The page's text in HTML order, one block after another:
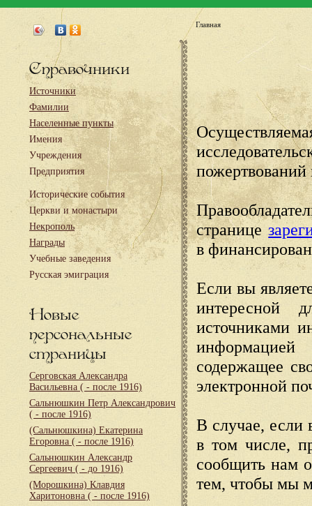
Справочники
Источники
Фамилии
Населенные пункты
Имения
Учреждения
Предприятия
Исторические события
Церкви и монастыри
Некрополь
Награды
Учебные заведения
Русская эмиграция
Новые
персональные
страницы
Серговская Александра
Васильевна ( - после 1916)
Сальнюшкин Петр Александрович
( - после 1916)
(Сальнюшкина) Екатерина
Егоровна ( - после 1916)
Сальнюшкин Александр
Сергеевич ( - до 1916)
(Морошкина) Клавдия
Харитоновна ( - после 1916)
Главная
пожертвований
странице
в
Если вы
интересной
источниками
содержащее
электронной
В случае, если
в том числе,
сообщить нам
тем, чтобы мы